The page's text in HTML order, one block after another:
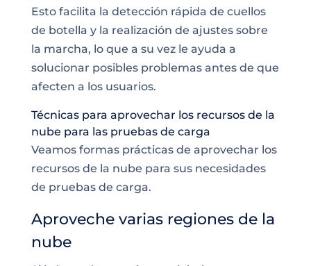
Esto facilita la detección rápida de cuellos
de botella y la realización de ajustes sobre
la marcha, lo que a su vez le ayuda a
solucionar posibles problemas antes de que
afecten a los usuarios.
Técnicas para aprovechar los recursos de la
nube para las pruebas de carga
Veamos formas prácticas de aprovechar los
recursos de la nube para sus necesidades
de pruebas de carga.
Aproveche varias regiones de la
nube